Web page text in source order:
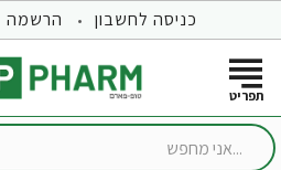
כניסה לחשבון הרשמה
...אני